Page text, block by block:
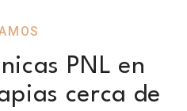
PNL en
cerca de